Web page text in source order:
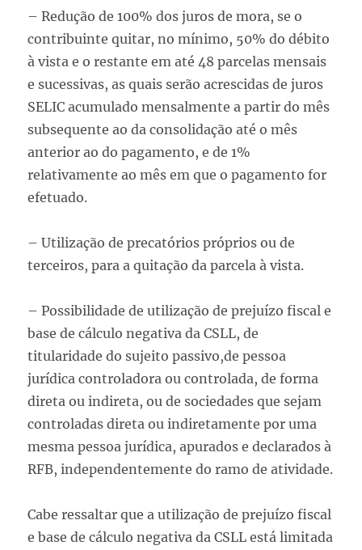
– Redução de 100% dos juros de mora, se o
contribuinte quitar, no mínimo, 50% do débito
à vista e o restante em até 48 parcelas mensais
e sucessivas, as quais serão acrescidas de juros
SELIC acumulado mensalmente a partir do mês
subsequente ao da consolidação até o mês
anterior ao do pagamento, e de 1%
relativamente ao mês em que o pagamento for
efetuado.
– Utilização de precatórios próprios ou de
terceiros, para a quitação da parcela à vista.
– Possibilidade de utilização de prejuízo fiscal e
base de cálculo negativa da CSLL, de
titularidade do sujeito passivo,de pessoa
jurídica controladora ou controlada, de forma
direta ou indireta, ou de sociedades que sejam
controladas direta ou indiretamente por uma
mesma pessoa jurídica, apurados e declarados à
RFB, independentemente do ramo de atividade.
Cabe ressaltar que a utilização de prejuízo fiscal
e base de cálculo negativa da CSLL está limitada